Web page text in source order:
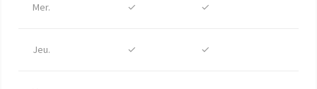
Mer. ✓ ✓
Jeu. ✓ ✓